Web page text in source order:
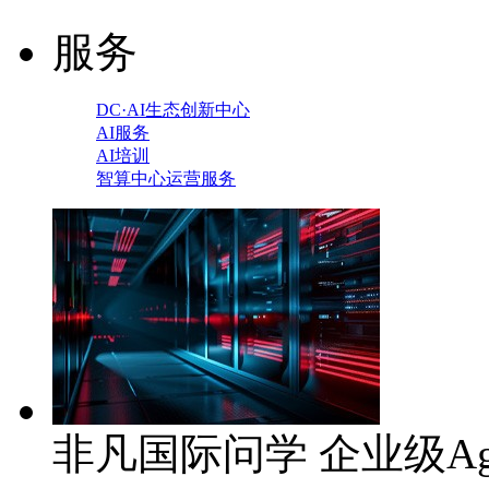
服务
DC·AI生态创新中心
AI服务
AI培训
智算中心运营服务
非凡国际问学 企业级